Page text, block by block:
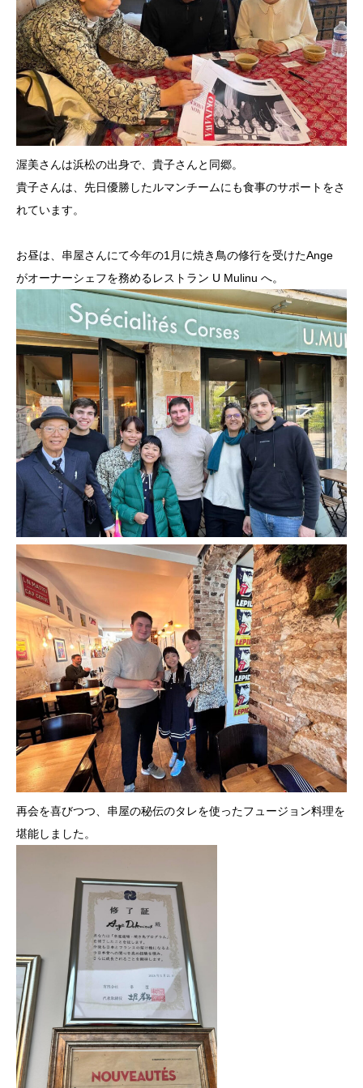
渥美さんは浜松の出身で、貴子さんと同郷。
貴子さんは、先日優勝したルマンチームにも食事のサポートをさ
れています。
お昼は、串屋さんにて今年の1月に焼き鳥の修行を受けたAnge
がオーナーシェフを務めるレストラン U Mulinu へ。
再会を喜びつつ、串屋の秘伝のタレを使ったフュージョン料理を
堪能しました。